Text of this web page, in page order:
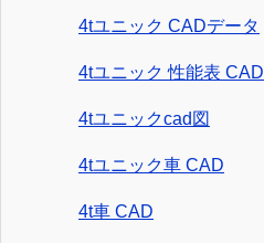
4tユニック CADデータ
4tユニック 性能表 CAD
4tユニックcad図
4tユニック車 CAD
4t車 CAD